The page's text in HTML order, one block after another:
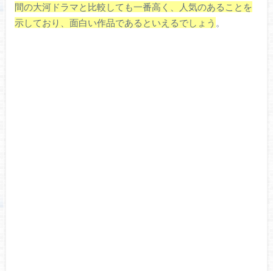
間の大河ドラマと比較しても一番高く、人気のあることを
示しており、面白い作品であるといえるでしょう 。